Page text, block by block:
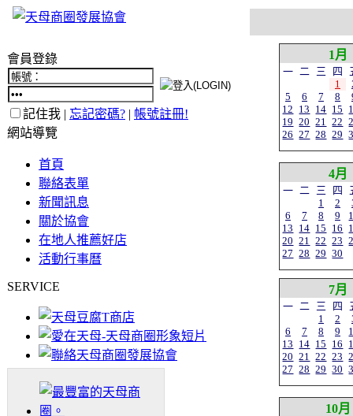
會員登錄
記住我 | 忘記密碼? | 帳號註冊!
網站導覽
首頁
聯絡表單
新聞訊息
關於協會
在地人推薦好店
活動行事曆
SERVICE
1月
一 二 三 四
1
5
6 7 8
12 13 14 15
19 20 21 22
26 27 28 29
4月
一 二 三 四
1
2
6
7 8 9
13 14 15 16
20 21 22 23
27 28 29 30
7月
一 二 三 四
1
2
6
7 8 9
13 14 15 16
20 21 22 23
27 28 29 30
10月